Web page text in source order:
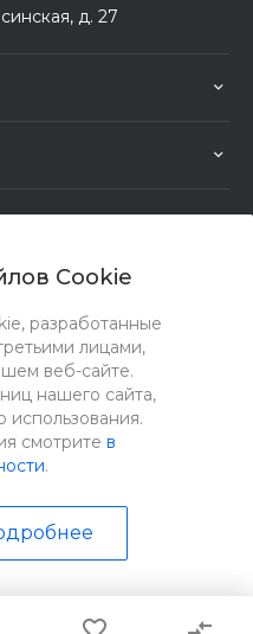
Cookie
разработанные
лицами,
веб-сайте.
нашего сайта,
использования.
смотрите в
.
д. 27